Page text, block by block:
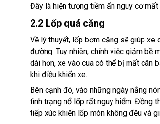
Đây là hiện tượng tiềm ẩn nguy cơ
2.2 Lốp quá căng
Về lý thuyết, lốp bơm căng sẽ giúp xe
đường. Tuy nhiên, chính việc giảm bề
dài hơn, xe vào cua có thể bị mất cân
khi điều khiển xe.
Bên cạnh đó, vào những ngày nắng
tình trạng nổ lốp rất nguy hiểm. Đồng
tiếp xúc khiến lốp mòn không đều và